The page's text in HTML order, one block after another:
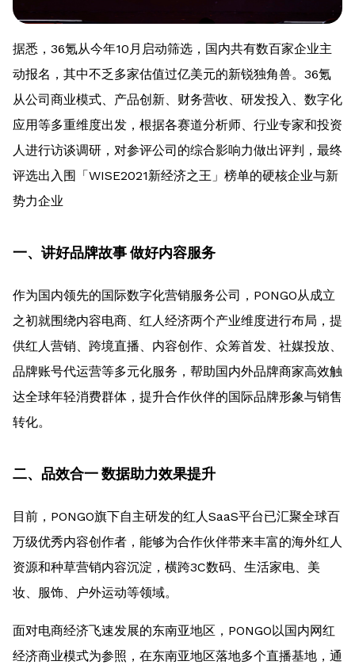
据悉，36氪从今年10月启动筛选，国内共有数百家企业主
动报名，其中不乏多家估值过亿美元的新锐独角兽。36氪
从公司商业模式、产品创新、财务营收、研发投入、数字化
应用等多重维度出发，根据各赛道分析师、行业专家和投资
人进行访谈调研，对参评公司的综合影响力做出评判，最终
评选出入围「WISE2021新经济之王」榜单的硬核企业与新
势力企业
一、讲好品牌故事 做好内容服务
作为国内领先的国际数字化营销服务公司，PONGO从成立
之初就围绕内容电商、红人经济两个产业维度进行布局，提
供红人营销、跨境直播、内容创作、众筹首发、社媒投放、
品牌账号代运营等多元化服务，帮助国内外品牌商家高效触
达全球年轻消费群体，提升合作伙伴的国际品牌形象与销售
转化。
二、品效合一 数据助力效果提升
目前，PONGO旗下自主研发的红人SaaS平台已汇聚全球百
万级优秀内容创作者，能够为合作伙伴带来丰富的海外红人
资源和种草营销内容沉淀，横跨3C数码、生活家电、美
妆、服饰、户外运动等领域。
面对电商经济飞速发展的东南亚地区，PONGO以国内网红
经济商业模式为参照，在东南亚地区落地多个直播基地，通